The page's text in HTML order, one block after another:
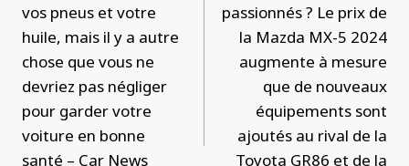
vos pneus et votre
huile, mais il y a autre
chose que vous ne
devriez pas négliger
pour garder votre
voiture en bonne
santé – Car News
passionnés ? Le prix de
la Mazda MX-5 2024
augmente à mesure
que de nouveaux
équipements sont
ajoutés au rival de la
Toyota GR86 et de la